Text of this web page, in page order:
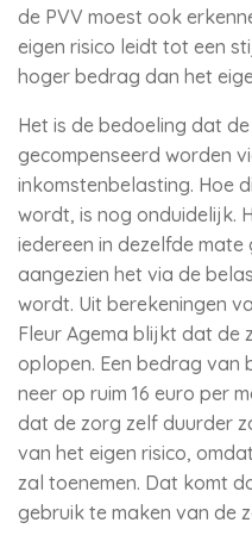
de PVV moest ook
eigen risico leidt tot een
hoger bedrag dan het
Het is de bedoeling dat
gecompenseerd worden
inkomstenbelasting. Hoe
wordt, is nog onduidelijk.
iedereen in dezelfde
aangezien het via de
wordt. Uit berekeningen
Fleur Agema blijkt dat de
oplopen. Een bedrag van
neer op ruim 16 euro per
dat de zorg zelf duurder
van het eigen risico,
zal toenemen. Dat komt
gebruik te maken van de